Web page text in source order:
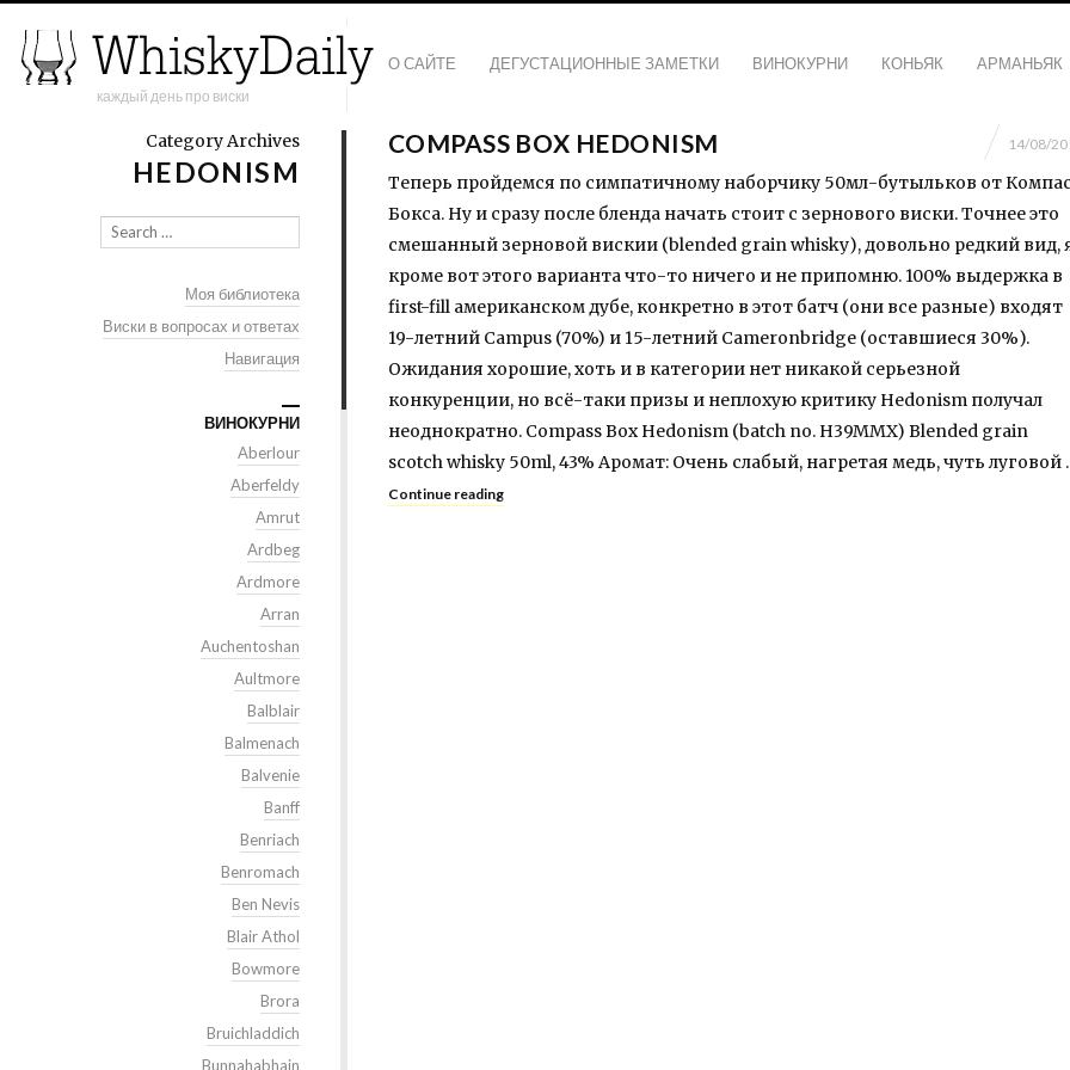
каждый день про виски
О САЙТЕ ДЕГУСТАЦИОННЫЕ ЗАМЕТКИ ВИНОКУРНИ КОНЬЯК АРМАНЬЯК
COMPASS BOX HEDONISM 14/08/
Теперь пройдемся по симпатичному наборчику 50мл-бутыльков от
Бокса. Ну и сразу после бленда начать стоит с зернового виски. Точнее это
смешанный зерновой вискии (blended grain whisky), довольно редкий вид,
кроме вот этого варианта что-то ничего и не припомню. 100% выдержка в
first-fill американском дубе, конкретно в этот батч (они все разные) входят
19-летний Campus (70%) и 15-летний Cameronbridge (оставшиеся 30%).
Ожидания хорошие, хоть и в категории нет никакой серьезной
конкуренции, но всё-таки призы и неплохую критику Hedonism получал
неоднократно. Compass Box Hedonism (batch no. H39MMX) Blended grain
scotch whisky 50ml, 43% Аромат: Очень слабый, нагретая медь, чуть луговой
Continue reading
Category Archives
HEDONISM
Моя библиотека
Виски в вопросах и ответах
Навигация
ВИНОКУРНИ
Aberlour
Aberfeldy
Amrut
Ardbeg
Ardmore
Arran
Auchentoshan
Aultmore
Balblair
Balmenach
Balvenie
Banff
Benriach
Benromach
Ben Nevis
Blair Athol
Bowmore
Brora
Bruichladdich
Bunnahabhain